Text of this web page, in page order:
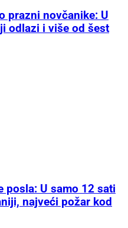
prazni novčanike: U
odlazi i više od šest
posla: U samo 12 sati
najveći požar kod